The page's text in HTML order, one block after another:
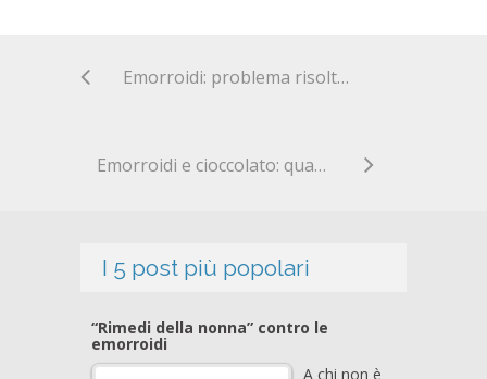
Emorroidi: problema risolto con il metodo THD Doppler
Emorroidi e cioccolato: quando è meglio non cadere in tentazione
I 5 post più popolari
“Rimedi della nonna” contro le
emorroidi
A chi non è